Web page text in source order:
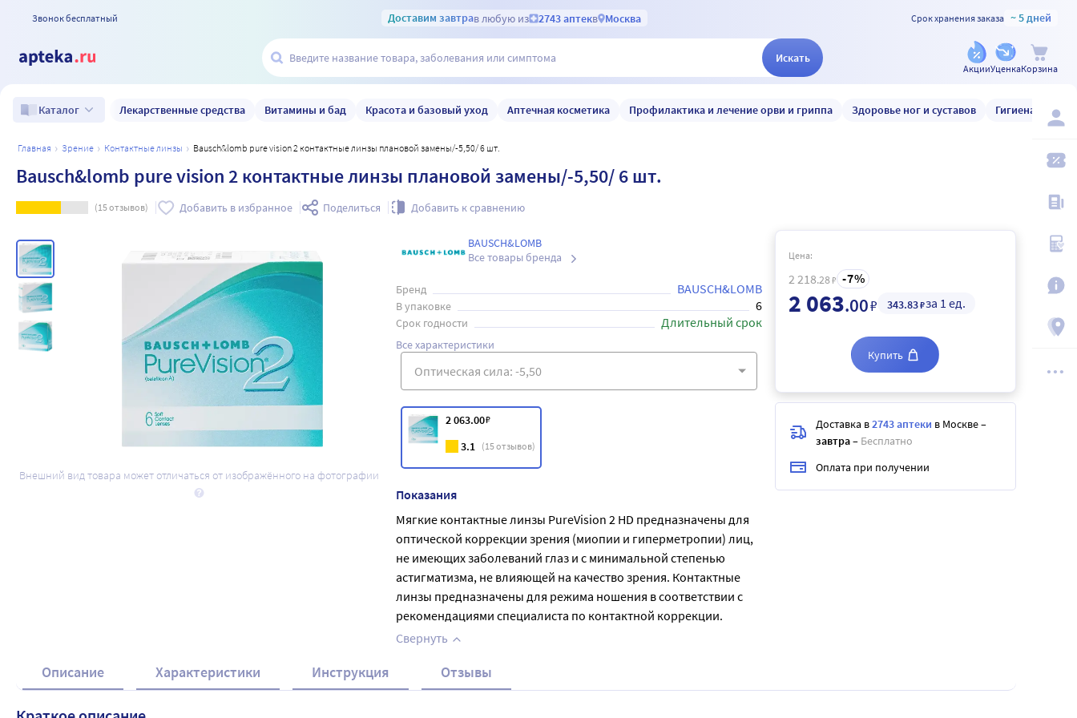
Звонок бесплатный Доставим завтрав любую из 2743 аптекв Москва Срок хранения заказа ~ 5 дней
Искать
АкцииУценкаКорзина
Каталог Лекарственные средства Витамины и бад Красота и базовый уход Аптечная косметика Профилактика и лечение орви и гриппа Здоровье ног и суставов Гигиена и уход
главная зрение контактные линзы Bausch&lomb pure vision 2 контактные линзы плановой замены/-5,50/ 6 шт.
Bausch&lomb pure vision 2 контактные линзы плановой замены/-5,50/ 6 шт.
(15отзывов) Добавить в избранное Поделиться Добавить к сравнению
Внешний вид товара может отличаться от изображённого на фотографии
BAUSCH&LOMB
Все товары бренда
Бренд BAUSCH&LOMB
В упаковке 6
Срок годности Длительный срок
Все характеристики
2 063.00₽
3.1 (15отзывов)
Показания
Мягкие контактные линзы PureVision 2 HD предназначены для
оптической коррекции зрения (миопии и гиперметропии) лиц,
не имеющих заболеваний глаз и с минимальной степенью
астигматизма, не влияющей на качество зрения. Контактные
линзы предназначены для режима ношения в соответствии с
рекомендациями специалиста по контактной коррекции.
Свернуть
Цена:
2 218.28₽ 7
2 063.00₽ 343.83₽за 1 ед.
Купить
Доставка в2743 аптеки в Москве–
завтра– Бесплатно
Оплата при получении
Описание Характеристики Инструкция Отзывы